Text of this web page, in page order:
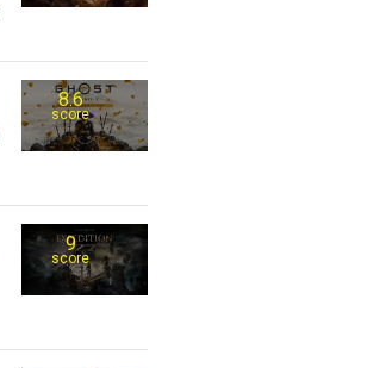
8.6
score
9
score